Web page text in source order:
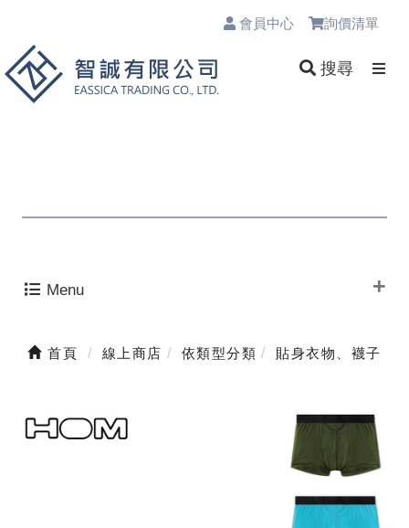
會員中心 詢價清單
搜尋
Menu
首頁 線上商店 依類型分類 貼身衣物、襪子